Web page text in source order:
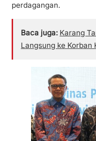
perdagangan.
Baca juga: Karang
Langsung ke Korban